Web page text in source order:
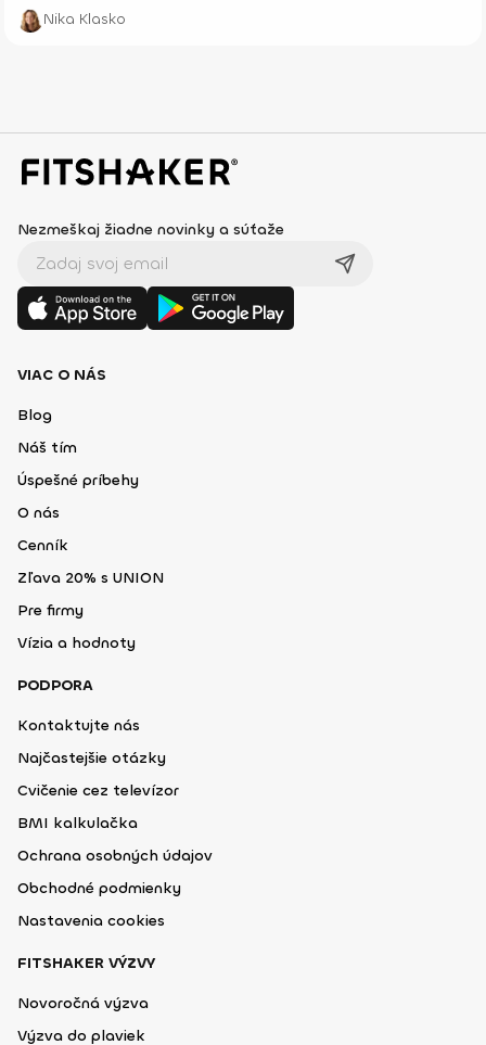
Nika Klasko
Nezmeškaj žiadne novinky a súťaže
VIAC O NÁS
Blog
Náš tím
Úspešné príbehy
O nás
Cenník
Zľava 20% s UNION
Pre firmy
Vízia a hodnoty
PODPORA
Kontaktujte nás
Najčastejšie otázky
Cvičenie cez televízor
BMI kalkulačka
Ochrana osobných údajov
Obchodné podmienky
Nastavenia cookies
FITSHAKER VÝZVY
Novoročná výzva
Výzva do plaviek